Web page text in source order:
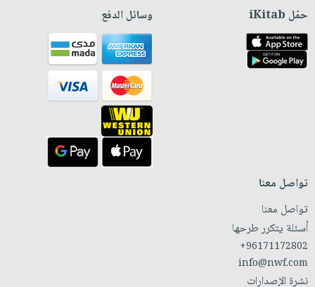
حمّل iKitab وسائل الدفع
تواصل معنا
تواصل معنا
أسئلة يتكرر طرحها
+96171172802
info@nwf.com
نشرة الإصدارات